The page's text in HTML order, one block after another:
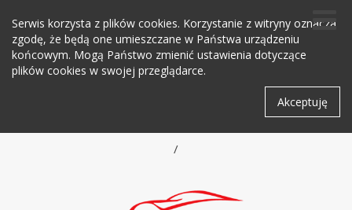
Serwis korzysta z plików cookies. Korzystanie z witryny oznacza
zgodę, że będą one umieszczane w Państwa urządzeniu
końcowym. Mogą Państwo zmienić ustawienia dotyczące
plików cookies w swojej przeglądarce.
Akceptuję
/